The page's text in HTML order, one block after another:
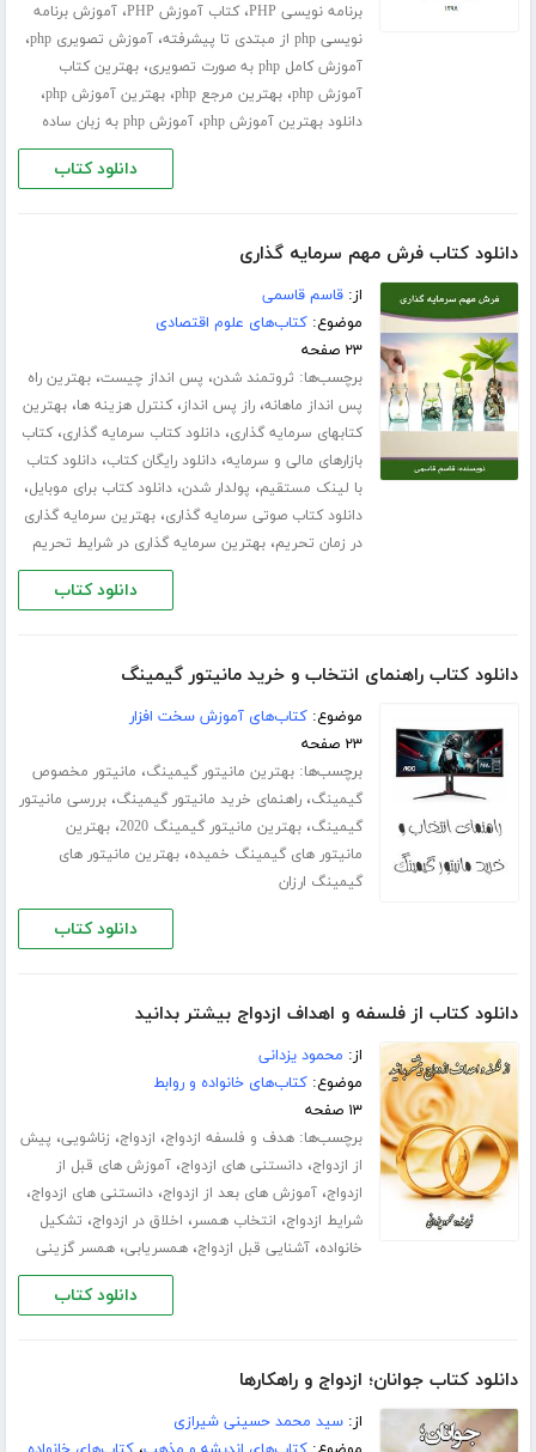
برنامه نویسی PHP
،کتاب آموزش PHP ،آموزش برنامه
نویسی php از مبتدی تا پیشرفته
،آموزش تصویری php ،
آموزش کامل php به صورت تصویری ،بهترین کتاب
آموزش php
،بهترین مرجع php ،بهترین آموزش php ،
دانلود بهترین آموزش php ،آموزش php به زبان ساده
دانلود کتاب
دانلود کتاب فرش مهم سرمایه گذاری
از:قاسم قاسمی
موضوع:کتاب‌های علوم اقتصادی
۲۳ صفحه
برچسب‌ها: ثروتمند شدن، پس انداز چیست،بهترین راه
پس انداز ماهانه،راز پس انداز،کنترل هزینه ها،بهترین
کتابهای سرمایه گذاری،دانلود کتاب سرمایه گذاری،کتاب
بازارهای مالی و سرمایه،دانلود رایگان کتاب،دانلود کتاب
با لینک مستقیم، پولدار شدن،دانلود کتاب برای موبایل،
دانلود کتاب صوتی سرمایه گذاری،بهترین سرمایه گذاری
در زمان تحریم،بهترین سرمایه گذاری در شرایط تحریم
دانلود کتاب
دانلود کتاب راهنمای انتخاب و خرید مانیتور گیمینگ
موضوع:کتاب‌های آموزش سخت افزار
۲۳ صفحه
برچسب‌ها:بهترین مانیتور گیمینگ، مانیتور مخصوص
گیمینگ،راهنمای خرید مانیتور گیمینگ،بررسی مانیتور
گیمینگ،بهترین مانیتور گیمینگ 2020 ،بهترین
مانیتور های گیمینگ خمیده،بهترین مانیتور های
گیمینگ ارزان
دانلود کتاب
دانلود کتاب از فلسفه و اهداف ازدواج بیشتر بدانید
از: محمود یزدانی
موضوع:کتاب‌های خانواده و روابط
۱۳ صفحه
برچسب‌ها:هدف و فلسفه ازدواج، ازدواج، زناشویی، پیش
از ازدواج،دانستنی های ازدواج،آموزش های قبل از
ازدواج،آموزش های بعد از ازدواج،دانستنی های ازدواج،
شرایط ازدواج، انتخاب همسر، اخلاق در ازدواج، تشکیل
خانواده،آشنایی قبل ازدواج،همسریابی،همسر گزینی
دانلود کتاب
دانلود کتاب جوانان؛ ازدواج و راهکارها
از:سید محمد حسینی شیرازی